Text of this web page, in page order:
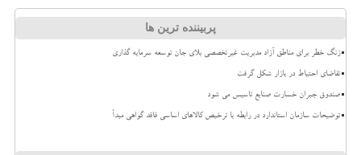
پربیننده ترین ها
زنگ خطر برای مناطق آزاد مدیریت غیرتخصصی بلای جان توسعه سرمایه گذاری
تقاضای احتیاط در بازار شکل گرفت
صندوق جبران خسارت صنایع تاسیس می شود
توضیحات سازمان استاندارد در رابطه با ترخیص کالاهای اساسی فاقد گواهی مبدأ